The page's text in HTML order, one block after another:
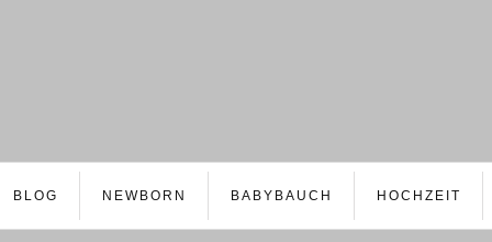
BLOG NEWBORN BABYBAUCH HOCHZEIT